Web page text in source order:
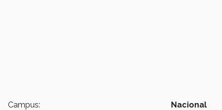
Campus: Nacional